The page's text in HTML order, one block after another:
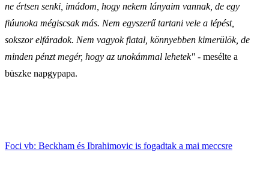
ne értsen senki, imádom, hogy nekem lányaim vannak, de egy
fiúunoka mégiscsak más. Nem egyszerű tartani vele a lépést,
sokszor elfáradok. Nem vagyok fiatal, könnyebben kimerülök, de
minden pénzt megér, hogy az unokámmal lehetek" - mesélte a
büszke napgypapa.
Foci vb: Beckham és Ibrahimovic is fogadtak a mai meccsre